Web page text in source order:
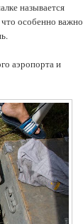
называется
что особенно важно
аэропорта и